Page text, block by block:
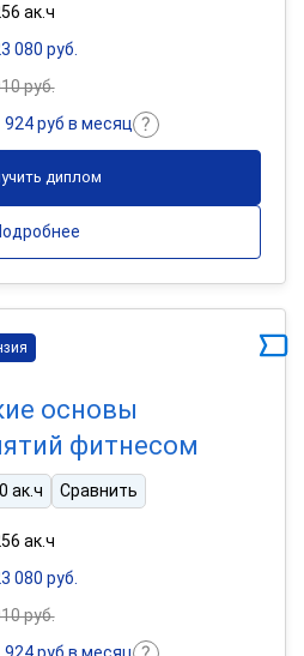
ак.ч
080 руб.
руб.
924 руб в месяц
диплом
основы
фитнесом
ак.ч Сравнить
ак.ч
080 руб.
руб.